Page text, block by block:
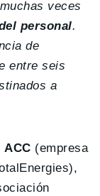
veces
personal.
de
entre seis
a
ACC (empresa